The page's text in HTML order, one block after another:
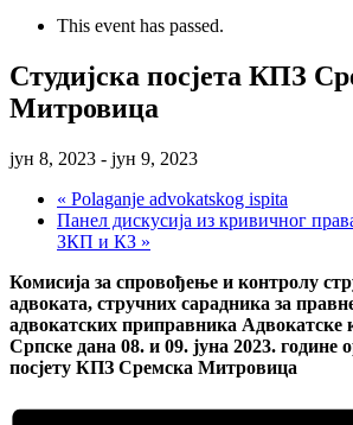
This event has passed.
Студијска посјета КПЗ
Митровица
јун 8, 2023 - јун 9, 2023
« Polaganje advokatskog ispita
Панел дискусија из кривичног
ЗКП и КЗ »
Комисија за спровођење и контролу
адвоката, стручних сарадника за
адвокатских приправника Адвокатске
Српске дана 08. и 09. јуна 2023. године
посјету КПЗ Сремска Митровица